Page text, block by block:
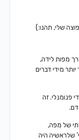
שלי, תהנו:)
מפות לידה,
מידי דברים
פנומנלי.זה
של מפה,
שלראשיה היה